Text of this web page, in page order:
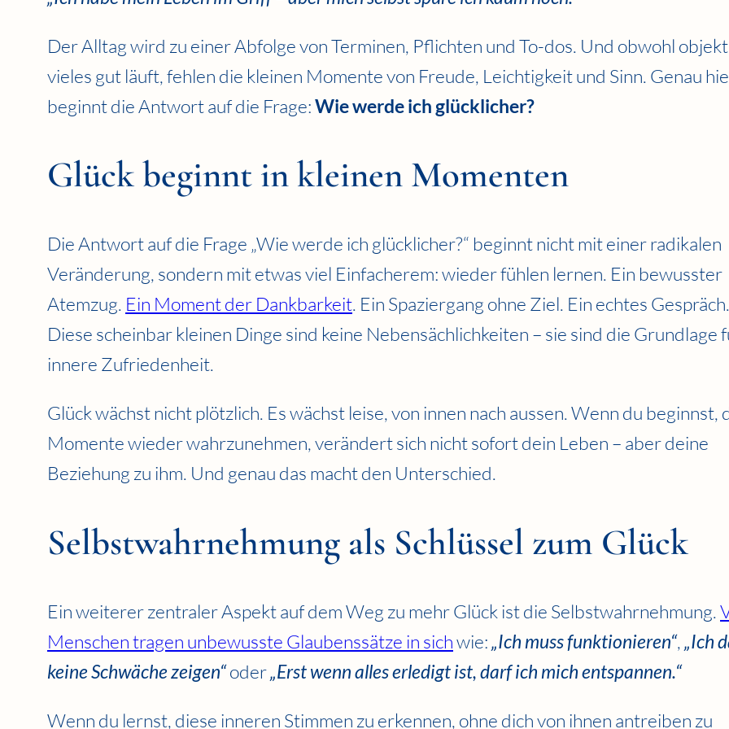
Der Alltag wird zu einer Abfolge von Terminen, Pflichten und To-dos. Und obwohl
vieles gut läuft, fehlen die kleinen Momente von Freude, Leichtigkeit und Sinn. Genau
beginnt die Antwort auf die Frage:Wie werde ich glücklicher?
Glück beginnt in kleinen Momenten
Die Antwort auf die Frage „Wie werde ich glücklicher?“ beginnt nicht mit einer radikalen
Veränderung, sondern mit etwas viel Einfacherem: wieder fühlen lernen. Ein bewusster
Atemzug. Ein Moment der Dankbarkeit. Ein Spaziergang ohne Ziel. Ein echtes Gespräch.
Diese scheinbar kleinen Dinge sind keine Nebensächlichkeiten – sie sind die Grundlage
innere Zufriedenheit.
Glück wächst nicht plötzlich. Es wächst leise, von innen nach aussen. Wenn du beginnst,
Momente wieder wahrzunehmen, verändert sich nicht sofort dein Leben – aber deine
Beziehung zu ihm. Und genau das macht den Unterschied.
Selbstwahrnehmung als Schlüssel zum Glück
Ein weiterer zentraler Aspekt auf dem Weg zu mehr Glück ist die Selbstwahrnehmung.
Menschen tragen unbewusste Glaubenssätze in sichwie:„Ich muss funktionieren“, „Ich
keine Schwäche zeigen“oder„Erst wenn alles erledigt ist, darf ich mich entspannen.“
Wenn du lernst, diese inneren Stimmen zu erkennen, ohne dich von ihnen antreiben zu